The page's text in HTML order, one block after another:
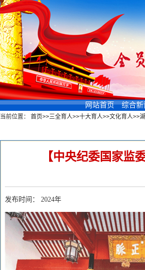
网站首页 综合新
当前位置： 首页>>三全育人>>十大育人>>文化育人>>
【中央纪委国家监
发布时间： 2024年